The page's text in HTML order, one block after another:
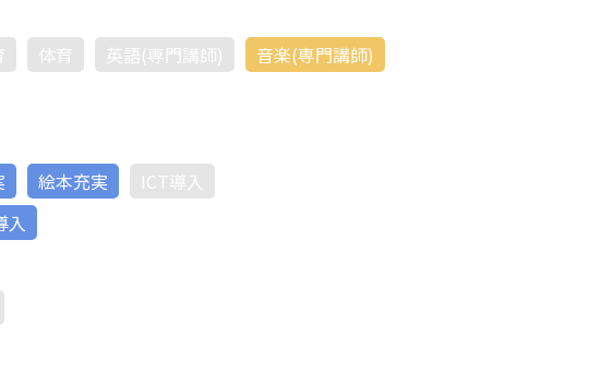
体育 英語(専門講師)
音楽(専門講師)
絵本充実
ICT導入
入